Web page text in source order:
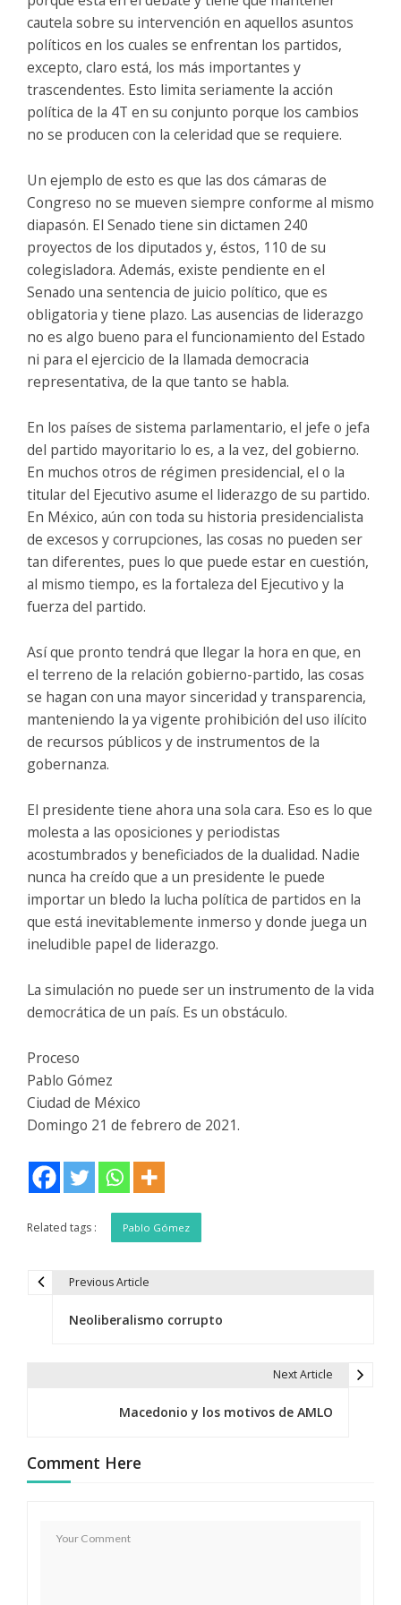
cautela sobre su intervención en aquellos asuntos
políticos en los cuales se enfrentan los partidos,
excepto, claro está, los más importantes y
trascendentes. Esto limita seriamente la acción
política de la 4T en su conjunto porque los cambios
no se producen con la celeridad que se requiere.
Un ejemplo de esto es que las dos cámaras de
Congreso no se mueven siempre conforme al mismo
diapasón. El Senado tiene sin dictamen 240
proyectos de los diputados y, éstos, 110 de su
colegisladora. Además, existe pendiente en el
Senado una sentencia de juicio político, que es
obligatoria y tiene plazo. Las ausencias de liderazgo
no es algo bueno para el funcionamiento del Estado
ni para el ejercicio de la llamada democracia
representativa, de la que tanto se habla.
En los países de sistema parlamentario, el jefe o jefa
del partido mayoritario lo es, a la vez, del gobierno.
En muchos otros de régimen presidencial, el o la
titular del Ejecutivo asume el liderazgo de su partido.
En México, aún con toda su historia presidencialista
de excesos y corrupciones, las cosas no pueden ser
tan diferentes, pues lo que puede estar en cuestión,
al mismo tiempo, es la fortaleza del Ejecutivo y la
fuerza del partido.
Así que pronto tendrá que llegar la hora en que, en
el terreno de la relación gobierno-partido, las cosas
se hagan con una mayor sinceridad y transparencia,
manteniendo la ya vigente prohibición del uso ilícito
de recursos públicos y de instrumentos de la
gobernanza.
El presidente tiene ahora una sola cara. Eso es lo que
molesta a las oposiciones y periodistas
acostumbrados y beneficiados de la dualidad. Nadie
nunca ha creído que a un presidente le puede
importar un bledo la lucha política de partidos en la
que está inevitablemente inmerso y donde juega un
ineludible papel de liderazgo.
La simulación no puede ser un instrumento de la vida
democrática de un país. Es un obstáculo.
Proceso
Pablo Gómez
Ciudad de México
Domingo 21 de febrero de 2021.
Related tags : Pablo Gómez
a
c
Previous Article
Neoliberalismo corrupto
Next Article
Macedonio y los motivos de AMLO
Comment Here